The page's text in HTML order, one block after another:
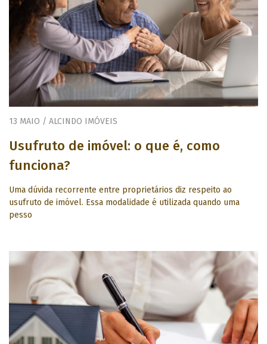
13 MAIO / ALCINDO IMÓVEIS
Usufruto de imóvel: o que é, como
funciona?
Uma dúvida recorrente entre proprietários diz respeito ao
usufruto de imóvel. Essa modalidade é utilizada quando uma
pesso